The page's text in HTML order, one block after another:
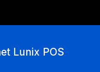
Lunix POS